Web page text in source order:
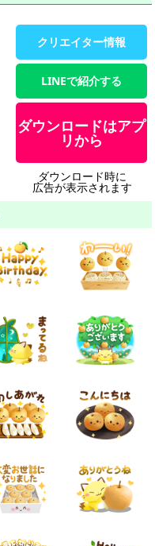
クリエイター情報
LINEで紹介する
ダウンロードはアプ
リから
ダウンロード時に
広告が表示されます